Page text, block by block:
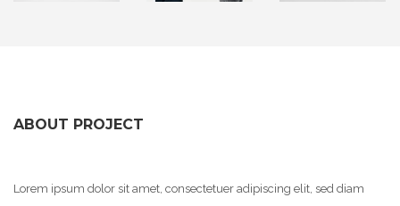
ABOUT PROJECT
Lorem ipsum dolor sit amet, consectetuer adipiscing elit, sed diam